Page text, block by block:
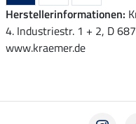
Herstellerinformationen:
4. Industriestr. 1 + 2, D
www.kraemer.de